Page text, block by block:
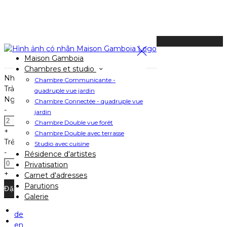
Maison Gamboia
Chambres et studio
Chambre Communicante -
quadruple vue jardin
Chambre Connectée - quadruple vue
jardin
Chambre Double vue forêt
Chambre Double avec terrasse
Studio avec cuisine
Résidence d'artistes
Privatisation
Carnet d'adresses
Parutions
Galerie
de
en
Chọn Phòng Cho Kỳ Nghỉ Của Bạn
Nhận phòng
Trả phòng
Người lớn
-
+
Trẻ em
-
+